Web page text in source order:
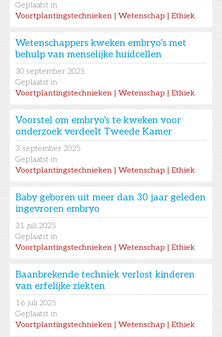
Geplaatst in
Voortplantingstechnieken | Wetenschap | Ethiek
Wetenschappers kweken embryo’s met
behulp van menselijke huidcellen
30 september 2025
Geplaatst in
Voortplantingstechnieken | Wetenschap | Ethiek
Voorstel om embryo's te kweken voor
onderzoek verdeelt Tweede Kamer
3 september 2025
Geplaatst in
Voortplantingstechnieken | Wetenschap | Ethiek
Baby geboren uit meer dan 30 jaar geleden
ingevroren embryo
31 juli 2025
Geplaatst in
Voortplantingstechnieken | Wetenschap | Ethiek
Baanbrekende techniek verlost kinderen
van erfelijke ziekten
16 juli 2025
Geplaatst in
Voortplantingstechnieken | Wetenschap | Ethiek